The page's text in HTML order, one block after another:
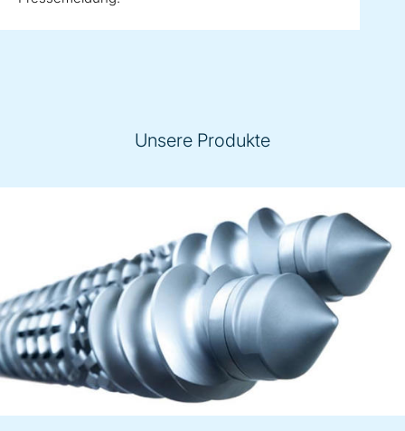
Unsere Produkte